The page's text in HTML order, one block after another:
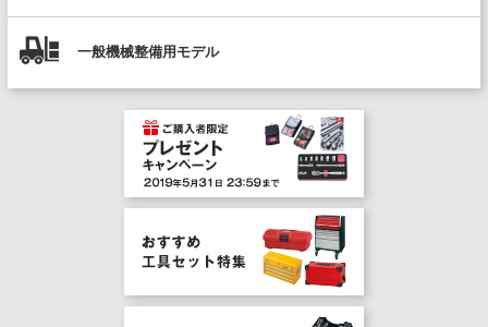
一般機械整備用モデル